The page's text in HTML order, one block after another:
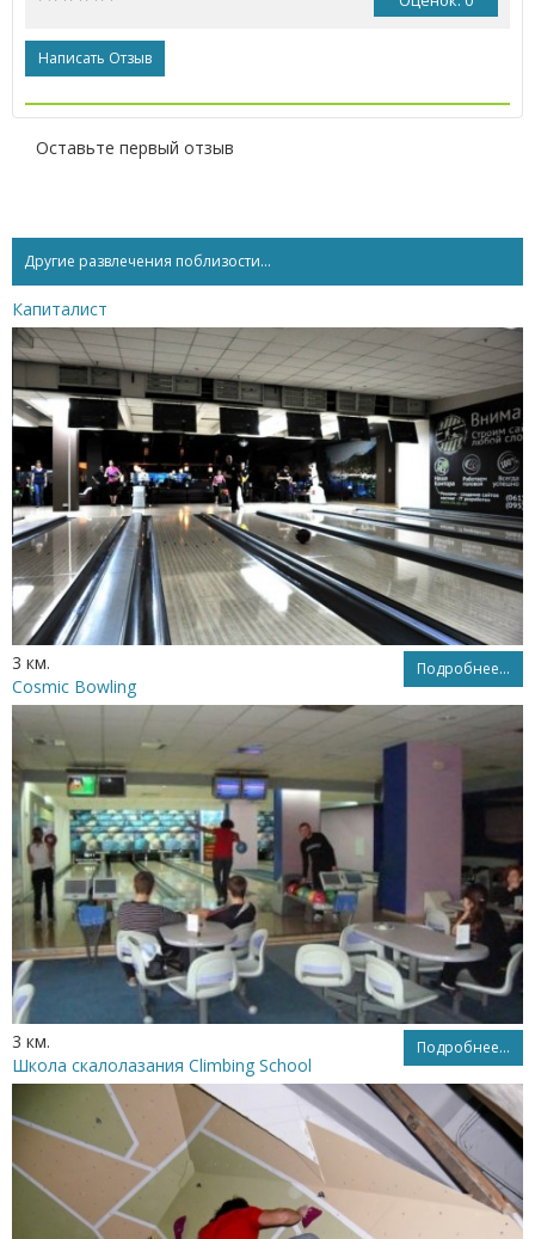
Написать Отзыв
Оставьте первый отзыв
Другие развлечения поблизости...
Капиталист
3 км. Подробнее...
Cosmic Bowling
3 км. Подробнее...
Школа скалолазания Climbing School